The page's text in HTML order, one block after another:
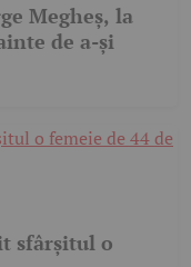
Megheș, la
de a-și
sfârșitul o